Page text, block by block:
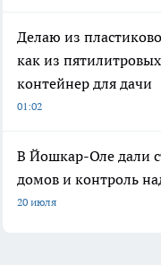
Делаю из
как из
контейнер для дачи
01:02
В Йошкар-Оле дали
домов и контроль
20 июля